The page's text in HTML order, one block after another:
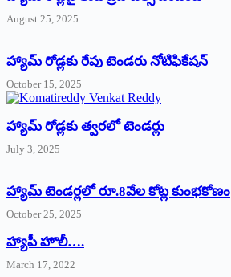
August 25, 2025
హ్యామ్‌ రోడ్లకు రేపు టెండరు నోటిఫికేషన్‌
October 15, 2025
హ్యామ్‌ రోడ్లకు త్వరలో టెండర్లు
July 3, 2025
హ్యామ్‌ ‌టెండర్లలో రూ.8వేల కోట్ల కుంభకోణం
October 25, 2025
హ్యాపీ హొలీ….
March 17, 2022